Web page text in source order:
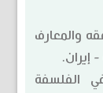
والمعارف
إيران.
الفلسفة